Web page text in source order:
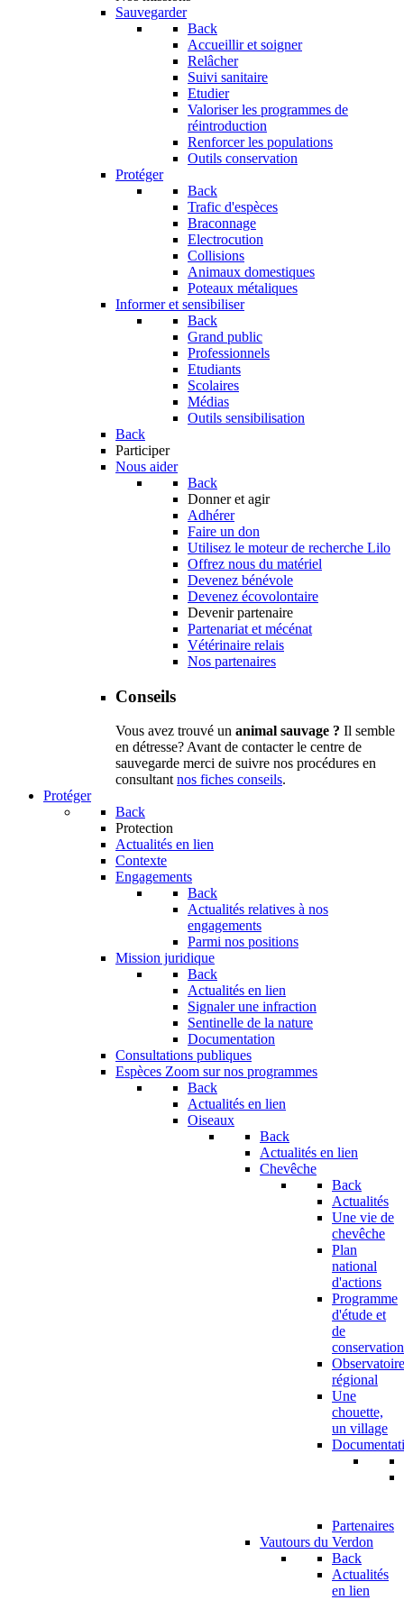
Sauvegarder
Back
Accueillir et soigner
Relâcher
Suivi sanitaire
Etudier
Valoriser les programmes de
réintroduction
Renforcer les populations
Outils conservation
Protéger
Back
Trafic d'espèces
Braconnage
Electrocution
Collisions
Animaux domestiques
Poteaux métaliques
Informer et sensibiliser
Back
Grand public
Professionnels
Etudiants
Scolaires
Médias
Outils sensibilisation
Back
Participer
Nous aider
Back
Donner et agir
Adhérer
Faire un don
Utilisez le moteur de recherche Lilo
Offrez nous du matériel
Devenez bénévole
Devenez écovolontaire
Devenir partenaire
Partenariat et mécénat
Vétérinaire relais
Nos partenaires
Conseils
Vous avez trouvé un animal sauvage ? Il semble
en détresse? Avant de contacter le centre de
sauvegarde merci de suivre nos procédures en
consultantnos fiches conseils.
Protéger
Back
Protection
Actualités en lien
Contexte
Engagements
Back
Actualités relatives à nos
engagements
Parmi nos positions
Mission juridique
Back
Actualités en lien
Signaler une infraction
Sentinelle de la nature
Documentation
Consultations publiques
Espèces Zoom sur nos programmes
Back
Actualités en lien
Oiseaux
Back
Actualités en lien
Chevêche
Back
Actualités
Une vie de
chevêche
Plan
national
d'actions
Programme
d'étude et
de
conservation
Observatoire
régional
Une
chouette,
un village
Partenaires
Vautours du Verdon
Back
Actualités
en lien